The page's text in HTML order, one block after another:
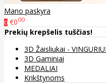
Mano paskyra
0 €000
Prekių krepšelis tuščias!
3D Žaisliukai -
3D Gaminiai
MEDALIAI
Krikštynoms